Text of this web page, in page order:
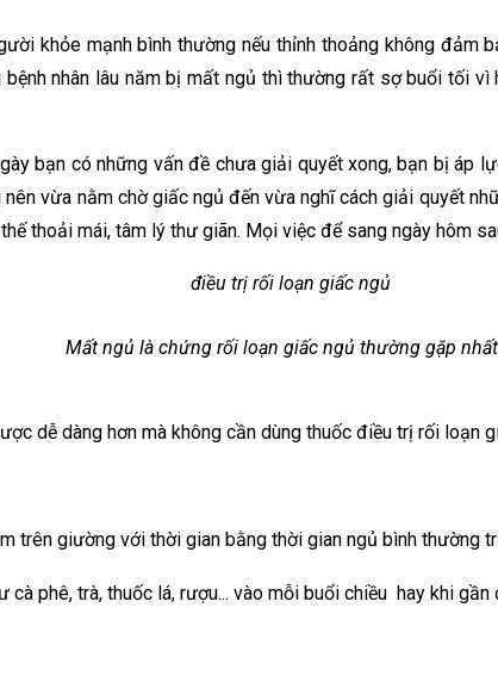
khỏe mạnh bình thường nếu thỉnh thoảng không đảm
nhân lâu năm bị mất ngủ thì thường rất sợ buổi tối
bạn có những vấn đề chưa giải quyết xong, bạn bị áp
vừa nằm chờ giấc ngủ đến vừa nghĩ cách giải quyết
thoải mái, tâm lý thư giãn. Mọi việc để sang ngày hôm
Mất ngủ là chứng rối loạn giấc ngủ thường gặp nhất
dễ dàng hơn mà không cần dùng thuốc điều trị rối loạn
trên giường với thời gian bằng thời gian ngủ bình thường
phê, trà, thuốc lá, rượu... vào mỗi buổi chiều hay khi gần